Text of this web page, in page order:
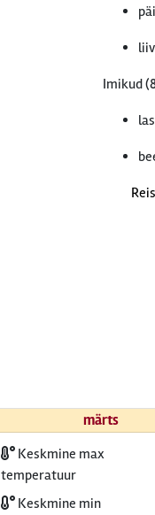
Imikud
märts
Keskmine max
temperatuur
Keskmine min